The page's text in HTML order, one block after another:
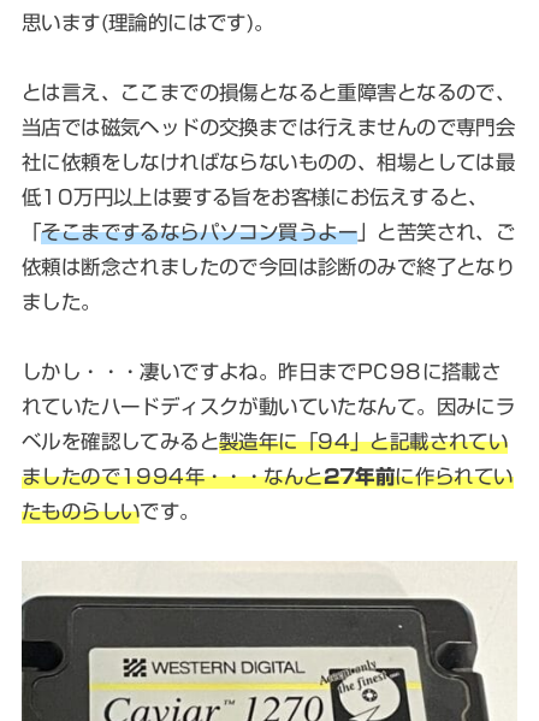
思います(理論的にはです)。
とは言え、ここまでの損傷となると重障害となるので、
当店では磁気ヘッドの交換までは行えませんので専門会
社に依頼をしなければならないものの、相場としては最
低10万円以上は要する旨をお客様にお伝えすると、
「そこまでするならパソコン買うよー」と苦笑され、ご
依頼は断念されましたので今回は診断のみで終了となり
ました。
しかし・・・凄いですよね。昨日までPC98に搭載さ
れていたハードディスクが動いていたなんて。因みにラ
ベルを確認してみると製造年に「94」と記載されてい
ましたので1994年・・・なんと27年前に作られてい
たものらしいです。